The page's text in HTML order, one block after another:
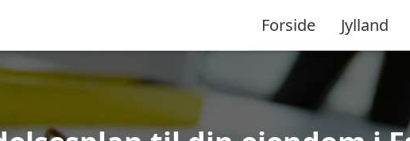
Forside Jylland